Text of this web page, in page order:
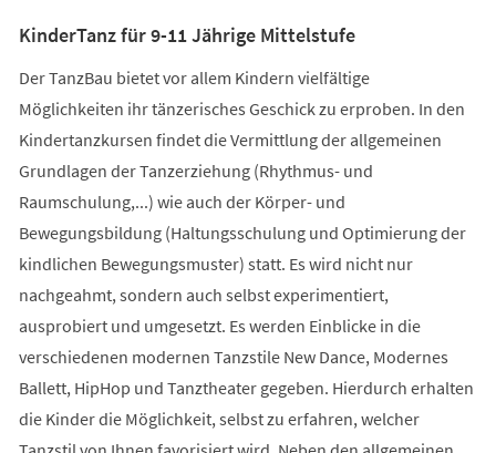
KinderTanz für 9-11 Jährige Mittelstufe
Der TanzBau bietet vor allem Kindern vielfältige
Möglichkeiten ihr tänzerisches Geschick zu erproben. In den
Kindertanzkursen findet die Vermittlung der allgemeinen
Grundlagen der Tanzerziehung (Rhythmus- und
Raumschulung,...) wie auch der Körper- und
Bewegungsbildung (Haltungsschulung und Optimierung der
kindlichen Bewegungsmuster) statt. Es wird nicht nur
nachgeahmt, sondern auch selbst experimentiert,
ausprobiert und umgesetzt. Es werden Einblicke in die
verschiedenen modernen Tanzstile New Dance, Modernes
Ballett, HipHop und Tanztheater gegeben. Hierdurch erhalten
die Kinder die Möglichkeit, selbst zu erfahren, welcher